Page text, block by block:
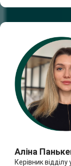
Аліна
Керівник